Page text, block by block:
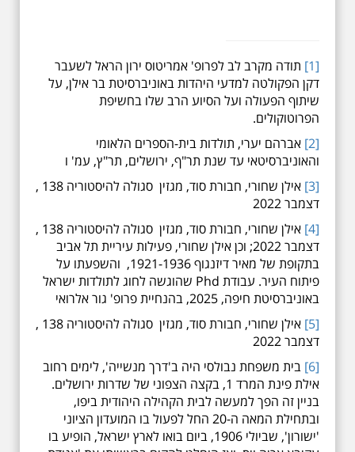
[1]
תודה מקרב לב לפרופ' אמריטוס ירון הראל לשעבר
דקן הפקולטה למדעי היהדות באוניברסיטת בר אילן, על
שיתוף הפעולה ועל הסיוע הרב שלו בחשיפת
הפרוטוקולים.
[2]
אברהם יערי, תולדות בית-הספרים הלאומי
והאוניברסיטאי עד שנת תר"ף, ירושלים, תר"ץ, עמ' ו
[3]
אילן שחורי, חבורת סוד, מגזין סגולה להיסטוריה 138 ,
דצמבר 2022
[4]
אילן שחורי, חבורת סוד, מגזין סגולה להיסטוריה 138 ,
דצמבר 2022; וכן אילן שחורי, פעילות עיריית תל אביב
בתקופת של מאיר דיזנגוף 1921-1936, והשפעתו על
פיתוח העיר. עבודת Phd שהוגשה לחוג לתולדות ישראל
באוניברסיטת חיפה, 2025, בהנחיית פרופ' גור אלרואי
[5]
אילן שחורי, חבורת סוד, מגזין סגולה להיסטוריה 138 ,
דצמבר 2022
[6]
בית משפחת נבולסי היה ב'דרך מנשייה', לימים רחוב
אילת פינת המרד 1, בקצה הצפוני של שדרות ירושלים.
בניין זה הפך למעשה לבית הקהילה היהודית ביפו,
ובתחילת המאה ה-20 החל לפעול בו המועדון הציוני
'ישורון', שביולי 1906, ביום בואו לארץ ישראל, הופיע בו